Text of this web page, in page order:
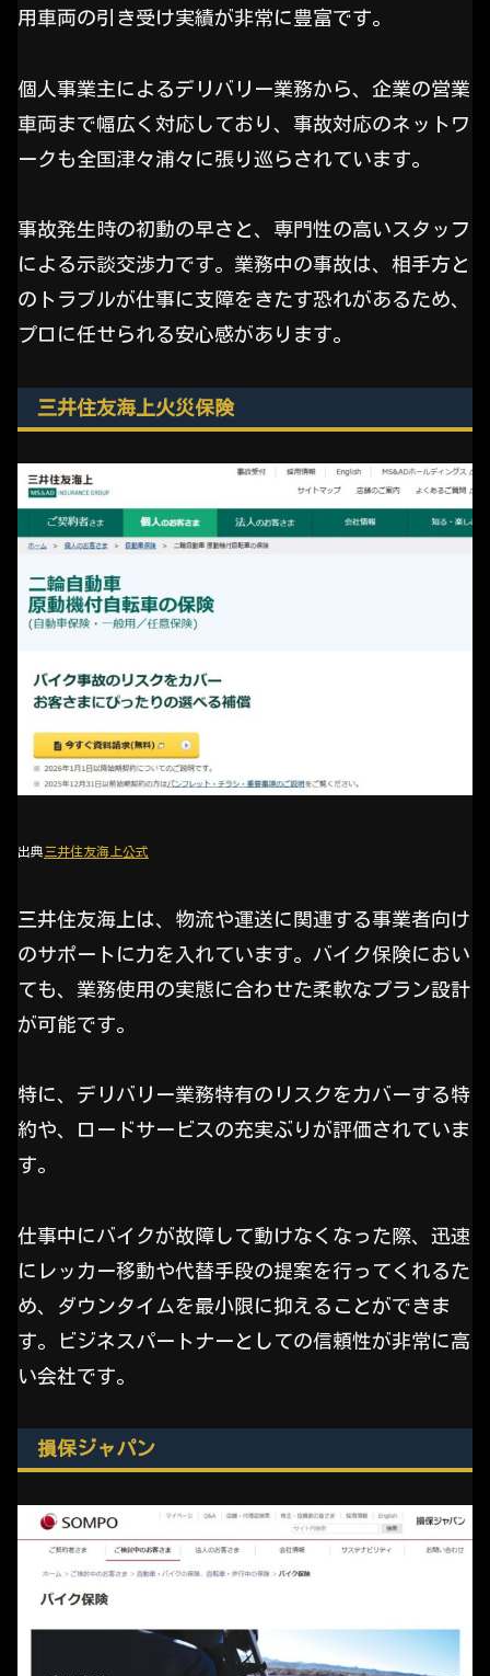
用車両の引き受け実績が非常に豊富です。
個人事業主によるデリバリー業務から、企業の営業
車両まで幅広く対応しており、事故対応のネットワ
ークも全国津々浦々に張り巡らされています。
事故発生時の初動の早さと、専門性の高いスタッフ
による示談交渉力です。業務中の事故は、相手方と
のトラブルが仕事に支障をきたす恐れがあるため、
プロに任せられる安心感があります。
三井住友海上火災保険
出典三井住友海上公式
三井住友海上は、物流や運送に関連する事業者向け
のサポートに力を入れています。バイク保険におい
ても、業務使用の実態に合わせた柔軟なプラン設計
が可能です。
特に、デリバリー業務特有のリスクをカバーする特
約や、ロードサービスの充実ぶりが評価されていま
す。
仕事中にバイクが故障して動けなくなった際、迅速
にレッカー移動や代替手段の提案を行ってくれるた
め、ダウンタイムを最小限に抑えることができま
す。ビジネスパートナーとしての信頼性が非常に高
い会社です。
損保ジャパン